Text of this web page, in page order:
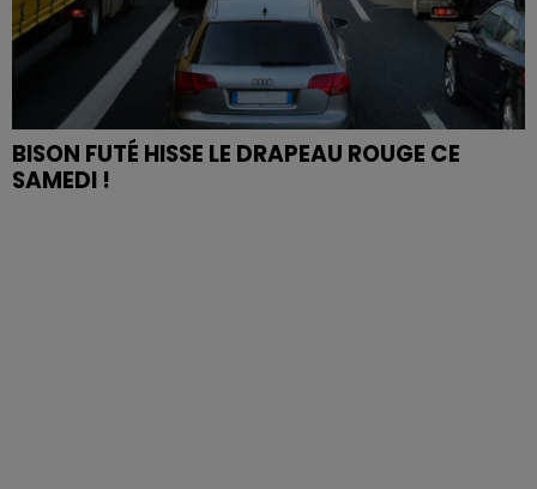
BISON FUTÉ HISSE LE DRAPEAU ROUGE CE
SAMEDI !